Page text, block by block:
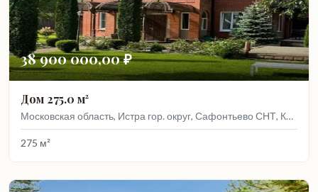
38 900 000,00 ₽
Дом 275.0 м²
Московская область, Истра гор. округ, Сафонтьево СНТ, Кленовая, 192
275 м²